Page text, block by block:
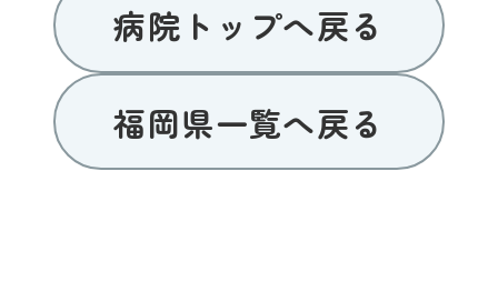
病院トップへ戻る
福岡県一覧へ戻る